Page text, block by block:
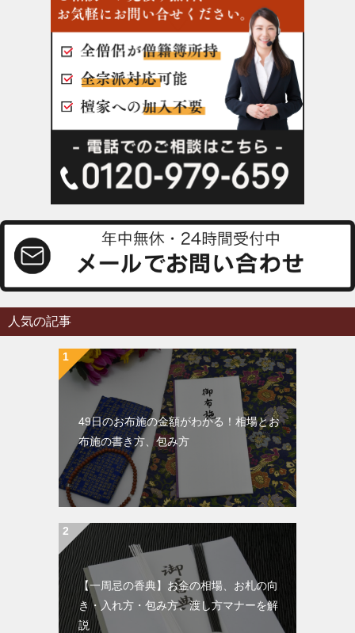
人気の記事
49日のお布施の金額がわかる！相場とお
布施の書き方、包み方
【一周忌の香典】お金の相場、お札の向
き・入れ方・包み方、渡し方マナーを解
説